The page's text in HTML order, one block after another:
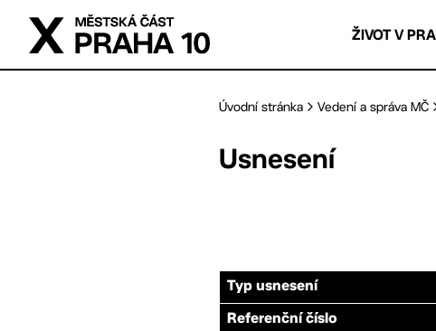
Přejít na hlavní obsah
ŽIVOT V
Úvodní stránka Vedení a správa MČ
Usnesení
Typ usnesení
Referenční číslo